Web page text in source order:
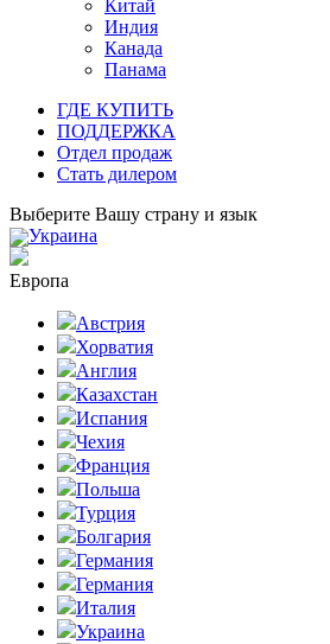
Китай
Индия
Канада
Панама
ГДЕ КУПИТЬ
ПОДДЕРЖКА
Отдел продаж
Стать дилером
Выберите Вашу страну и язык
Украина
Европа
Австрия
Хорватия
Англия
Казахстан
Испания
Чехия
Франция
Польша
Турция
Болгария
Германия
Германия
Италия
Украина